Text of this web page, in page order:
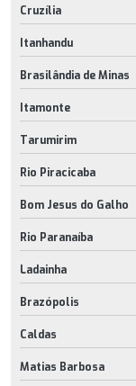
Cruzília
Itanhandu
Brasilândia de Minas
Itamonte
Tarumirim
Rio Piracicaba
Bom Jesus do Galho
Rio Paranaíba
Ladainha
Brazópolis
Caldas
Matias Barbosa